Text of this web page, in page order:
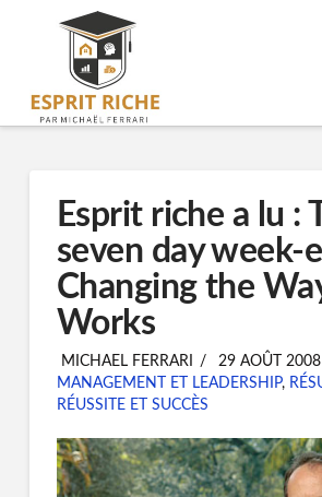
Esprit riche a lu :
seven day week-
Changing the
Works
MICHAEL FERRARI
29 AOÛT 2008
MANAGEMENT ET LEADERSHIP,
RÉUSSITE ET SUCCÈS